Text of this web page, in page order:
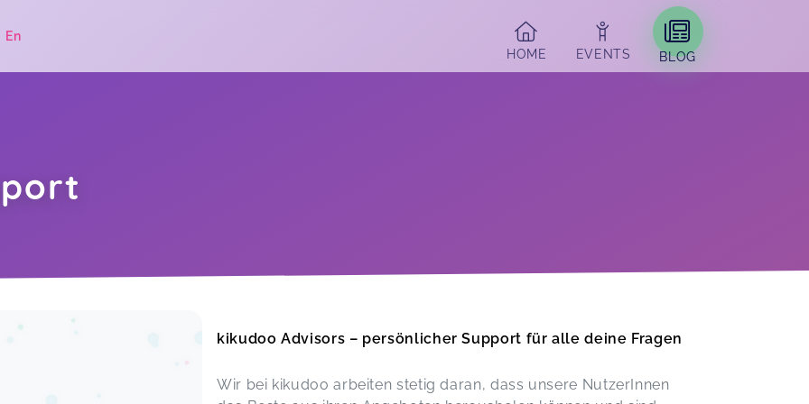
En
HOME
EVENTS BLOG
kikudoo Advisors – persönlicher Support für alle deine Fragen
Wir bei kikudoo arbeiten stetig daran, dass unsere NutzerInnen